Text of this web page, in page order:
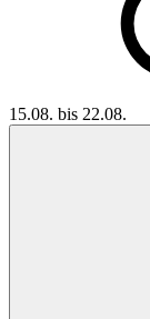
15.08. bis 22.08.